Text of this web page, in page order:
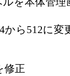
を本体管理
から512に変
修正